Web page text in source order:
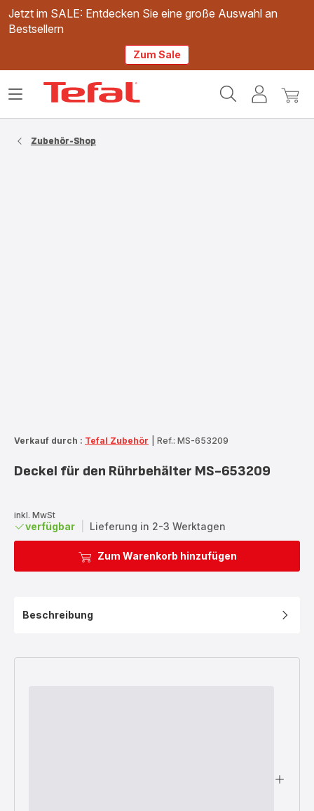
Jetzt im SALE: Entdecken Sie eine große Auswahl an
Bestsellern
Zum Sale
Mein
Mein
Das
Zubehör-Shop
Verkauf durch : Tefal Zubehör Ref.: MS-653209
Deckel für den Rührbehälter MS-653209
inkl. MwSt
verfügbar Lieferung in 2-3 Werktagen
Zum Warenkorb hinzufügen
Beschreibung